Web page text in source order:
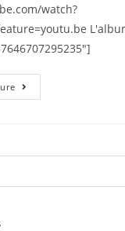
watch?